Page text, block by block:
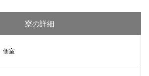
寮の詳細
個室